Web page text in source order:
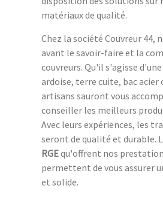
matériaux de qualité.
Chez la société Couvreur 44,
avant le savoir-faire et la
couvreurs. Qu'il s'agisse
ardoise, terre cuite, bac acier
artisans sauront vous
conseiller les meilleurs
Avec leurs expériences, les
seront de qualité et durable.
RGEqu'offrent nos
permettent de vous assurer
et solide.